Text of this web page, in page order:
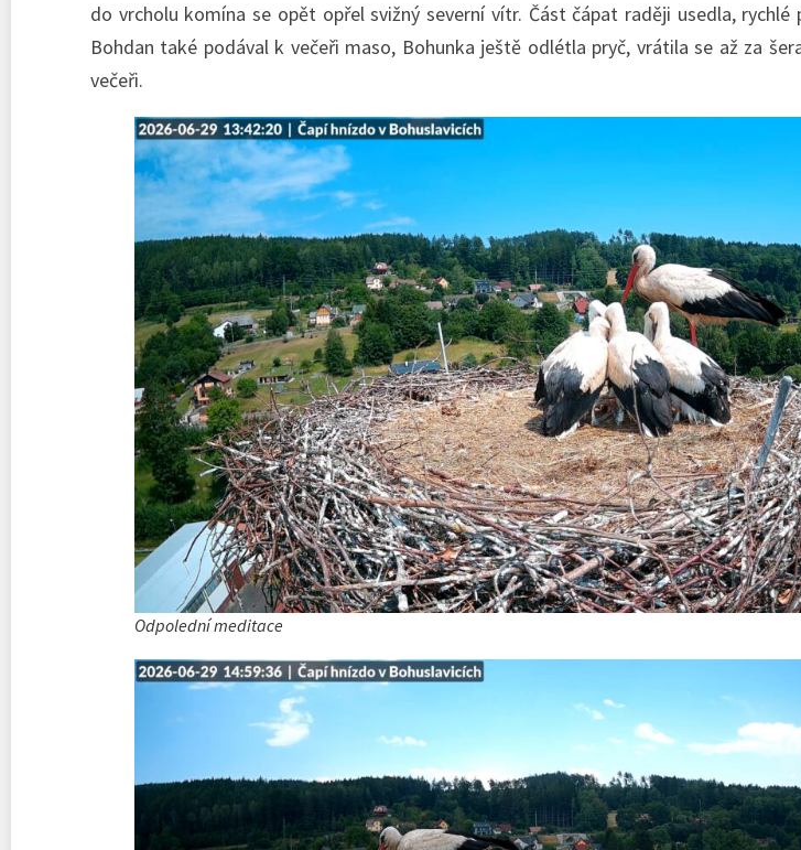
do vrcholu komína se opět opřel svižný severní vítr. Část čápat raději usedla,
Bohdan také podával k večeři maso, Bohunka ještě odlétla pryč, vrátila se až za
večeři.
Odpolední meditace